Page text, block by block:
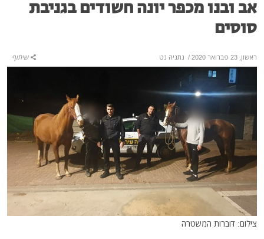
אב ובנו מכפר יונה חשודים בגניבת
סוסים
ראשון, 23 פברואר 2020 / נתניה נט שיתוף
צילום: דוברות המשטרה